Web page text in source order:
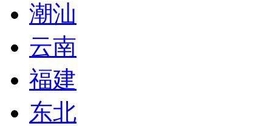
潮汕
云南
福建
东北